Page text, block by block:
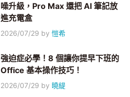
噪升級，Pro Max 還把 AI 筆記放
進充電盒
2026/07/29 by愷希
強迫症必學！8 個讓你提早下班的
Office 基本操作技巧！
2026/07/29 by 曉緹